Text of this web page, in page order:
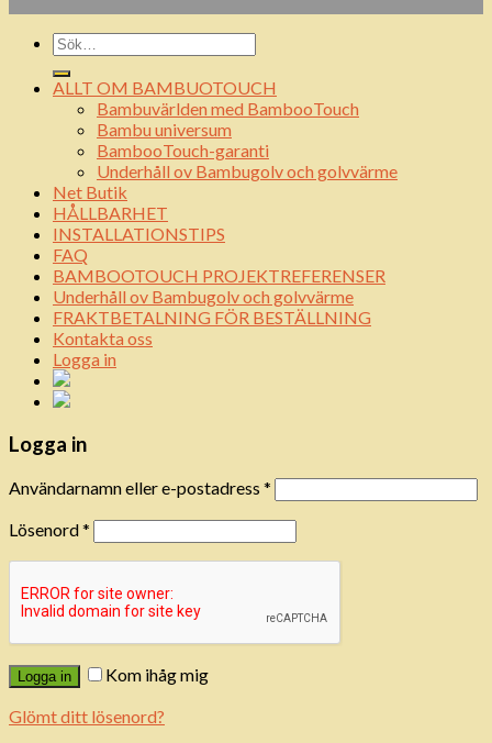
ALLT OM BAMBUOTOUCH
Bambuvärlden med BambooTouch
Bambu universum
BambooTouch-garanti
Underhåll ov Bambugolv och golvvärme
Net Butik
HÅLLBARHET
INSTALLATIONSTIPS
FAQ
BAMBOOTOUCH PROJEKTREFERENSER
Underhåll ov Bambugolv och golvvärme
FRAKTBETALNING FÖR BESTÄLLNING
Kontakta oss
Logga in
Logga in
Användarnamn eller e-postadress *
Lösenord*
Logga in
Kom ihåg mig
Glömt ditt lösenord?